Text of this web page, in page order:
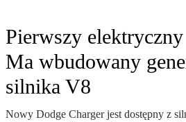
Pierwszy elektryczny
Ma wbudowany
silnika V8
Nowy Dodge Charger jest dostępny z